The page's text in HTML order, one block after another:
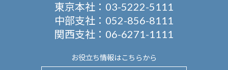
東京本社： 03-5222-5111
中部支社： 052-856-8111
関西支社： 06-6271-1111
お役立ち情報はこちらから